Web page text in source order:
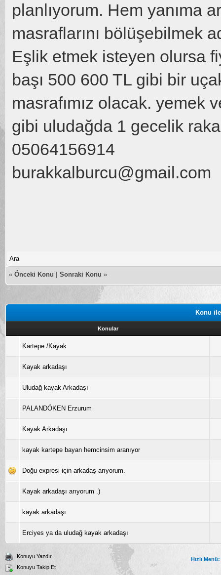
planlıyorum. Hem yanıma
masraflarını bölüşebilmek
Eşlik etmek isteyen olursa
başı 500 600 TL gibi bir
masrafımız olacak. yemek
gibi uludağda 1 gecelik
05064156914
burakkalburcu@gmail.com
Ara
« Önceki Konu Sonraki Konu »
Konu
Konular
Kartepe /Kayak
Kayak arkadaşı
Uludağ kayak Arkadaşı
PALANDÖKEN Erzurum
Kayak Arkadaşı
kayak kartepe bayan hemcinsim aranıyor
Doğu expresi için arkadaş arıyorum.
Kayak arkadaşı arıyorum .)
kayak arkadaşı
Erciyes ya da uludağ kayak arkadaşı
Konuyu Yazdır
Konuyu Takip Et
Hızlı Menü: